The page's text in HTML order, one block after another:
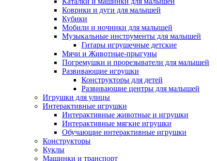
Коврики и дуги для малышей
Кубики
Мобили и ночники для малышей
Музыкальные инструменты для малышей
Гитары игрушечные детские
Мячи и Животные-прыгуны
Погремушки и прорезыватели для малышей
Развивающие игрушки
Конструкторы для детей
Развивающие центры для малышей
Игрушки для улицы
Интерактивные игрушки
Интерактивные животные и игрушки
Интерактивные мягкие игрушки
Обучающие интерактивные игрушки
Конструкторы
Куклы
Машинки и транспорт